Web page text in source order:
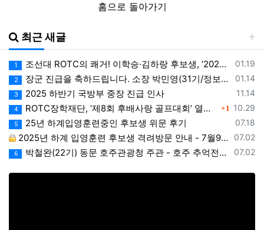
홈으로 돌아가기
최근 새글
등록일
01.19
1 조선대 ROTC의 쾌거! 이학승·김하랑 후보생, ‘2026 美 대학 특별리더십 연수’ 선발
등록일
01.14
2 장군 진급을 축하드립니다. 소장 박민영(31기/정보), 준장 서필석(34기/공병).황주봉(36기/보병).김희찬(36기/기갑)
등록일
11.14
3 2025 하반기 국방부 중장 진급 인사
등록일
10.29
4 ROTC장학재단, ‘제8회 후배사랑 골프대회’ 열어.. 장학기금 3억 7,620만원 조성 댓글
1
등록일
07.18
5 25년 하계입영훈련중인 후보생 위문 후기
등록일
07.02
2025년 하계 입영훈련 후보생 격려방문 안내 - 7월9일(수)
등록일
07.02
6 박철완(22기) 동문 호주관광청 주관 - 호주 추억전에 한국화 최초 초청 전시회